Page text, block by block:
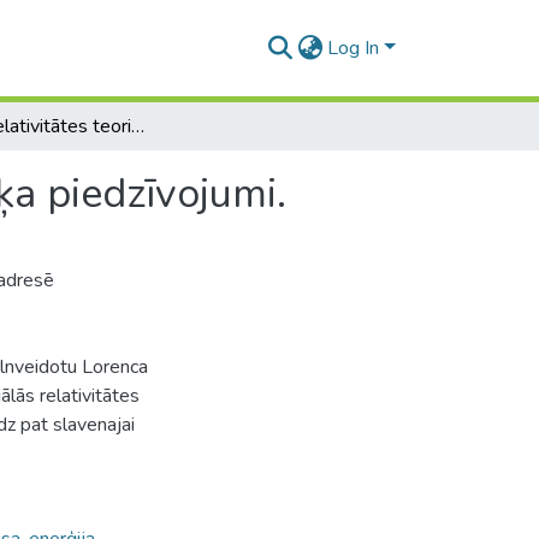
Log In
Einšteina relativitātes teorija līdz E=mc2. Matemātiķa piedzīvojumi.
piedzīvojumi.
Lorenca
relativitātes
pat slavenajai